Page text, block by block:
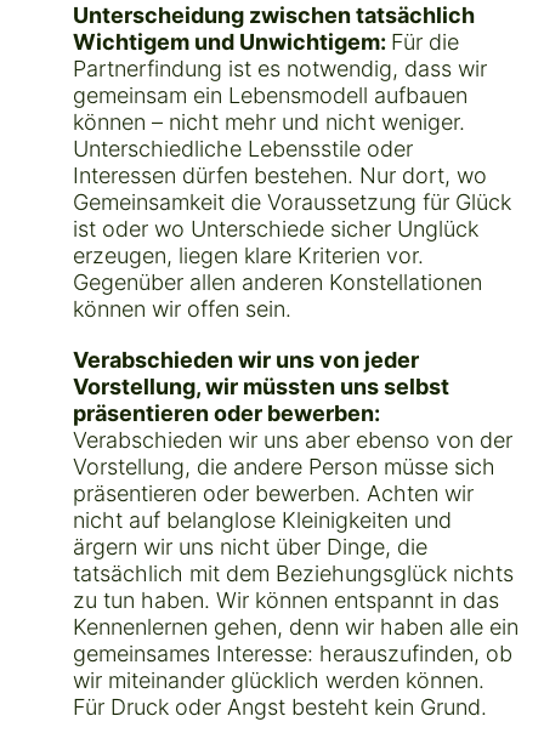
Unterscheidung zwischen tatsächlich
Wichtigem und Unwichtigem: Für die
Partnerfindung ist es notwendig, dass wir
gemeinsam ein Lebensmodell aufbauen
können – nicht mehr und nicht weniger.
Unterschiedliche Lebensstile oder
Interessen dürfen bestehen. Nur dort, wo
Gemeinsamkeit die Voraussetzung für Glück
ist oder wo Unterschiede sicher Unglück
erzeugen, liegen klare Kriterien vor.
Gegenüber allen anderen Konstellationen
können wir offen sein.
Verabschieden wir uns von jeder
Vorstellung, wir müssten uns selbst
präsentieren oder bewerben:
Verabschieden wir uns aber ebenso von der
Vorstellung, die andere Person müsse sich
präsentieren oder bewerben. Achten wir
nicht auf belanglose Kleinigkeiten und
ärgern wir uns nicht über Dinge, die
tatsächlich mit dem Beziehungsglück nichts
zu tun haben. Wir können entspannt in das
Kennenlernen gehen, denn wir haben alle ein
gemeinsames Interesse: herauszufinden, ob
wir miteinander glücklich werden können.
Für Druck oder Angst besteht kein Grund.